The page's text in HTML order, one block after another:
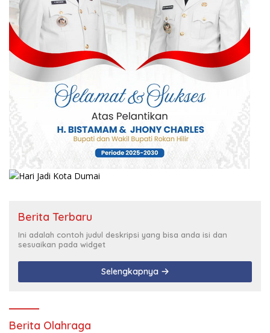
Berita Terbaru
Ini adalah contoh judul deskripsi yang bisa anda isi dan
sesuaikan pada widget
Selengkapnya
Berita Olahraga